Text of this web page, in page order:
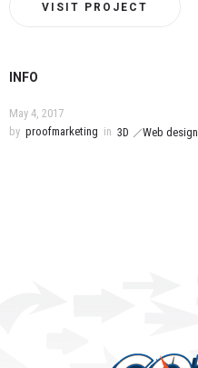
VISIT PROJECT
INFO
May 4, 2017
by proofmarketing in 3D Web design